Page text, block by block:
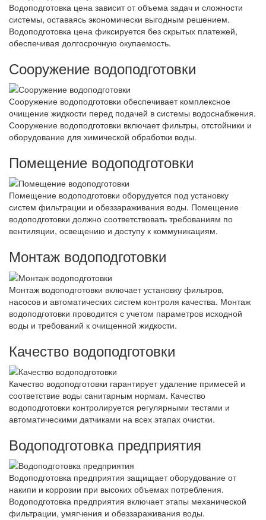
Водоподготовка цена зависит от объема задач и сложности
системы, оставаясь экономически выгодным решением.
Водоподготовка цена фиксируется без скрытых платежей,
обеспечивая долгосрочную окупаемость.
Сооружение водоподготовки
Сооружение водоподготовки обеспечивает комплексное
очищение жидкости перед подачей в системы водоснабжения.
Сооружение водоподготовки включает фильтры, отстойники и
оборудование для химической обработки воды.
Помещение водоподготовки
Помещение водоподготовки оборудуется под установку
систем фильтрации и обеззараживания воды. Помещение
водоподготовки должно соответствовать требованиям по
вентиляции, освещению и доступу к коммуникациям.
Монтаж водоподготовки
Монтаж водоподготовки включает установку фильтров,
насосов и автоматических систем контроля качества. Монтаж
водоподготовки проводится с учетом параметров исходной
воды и требований к очищенной жидкости.
Качество водоподготовки
Качество водоподготовки гарантирует удаление примесей и
соответствие воды санитарным нормам. Качество
водоподготовки контролируется регулярными тестами и
автоматическими датчиками на всех этапах очистки.
Водоподготовка предприятия
Водоподготовка предприятия защищает оборудование от
накипи и коррозии при высоких объемах потребления.
Водоподготовка предприятия включает этапы механической
фильтрации, умягчения и обеззараживания воды.